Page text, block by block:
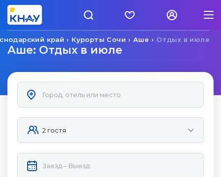
Отдых в июле
Аше
Курорты Сочи
край
Аше: Отдых в июле